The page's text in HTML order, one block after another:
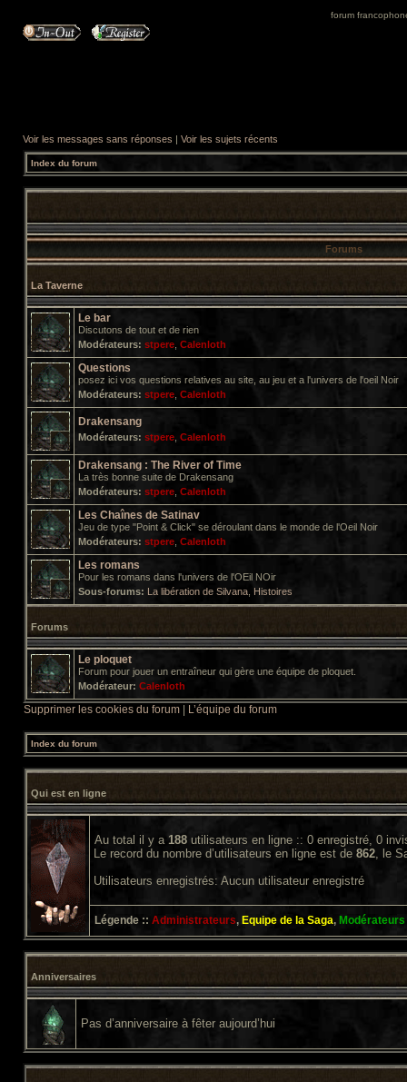
forum
Voir les messages sans réponses | Voir les sujets récents
Index du forum
Forums
La Taverne
Le bar
Discutons de tout et de rien
Modérateurs: stpere Calenloth
Questions
posez ici vos questions relatives au site, au jeu et a l'univers de l'oeil Noir
Modérateurs: stpere Calenloth
Drakensang
Modérateurs: stpere Calenloth
Drakensang : The River of Time
La très bonne suite de Drakensang
Modérateurs: stpere Calenloth
Les Chaînes de Satinav
Jeu de type "Point & Click" se déroulant dans le monde de l'Oeil Noir
Modérateurs: stpere Calenloth
Les romans
Pour les romans dans l'univers de l'OEil NOir
Sous-forums: La libération de Silvana Histoires
Forums
Le ploquet
Forum pour jouer un entraîneur qui gère une équipe de ploquet.
Modérateur: Calenloth
Supprimer les cookies du forum L’équipe du forum
Index du forum
Qui est en ligne
Au total il y a 188 utilisateurs en ligne :: 0 enregistré, 0
Le record du nombre d’utilisateurs en ligne est de 862, le
Utilisateurs enregistrés: Aucun utilisateur enregistré
Légende :: Administrateurs, Equipe de la Saga,
Anniversaires
Pas d’anniversaire à fêter aujourd’hui